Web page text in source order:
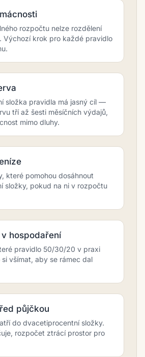
rozpočtu nelze rozdělení
Výchozí krok pro každé pravidlo
složka pravidla má jasný cíl —
tří až šesti měsíčních výdajů,
mimo dluhy.
které pomohou dosáhnout
složky, pokud na ni v rozpočtu
hospodaření
pravidlo 50/30/20 v praxi
si všímat, aby se rámec dal
půjčkou
do dvacetiprocentní složky.
rozpočet ztrácí prostor pro